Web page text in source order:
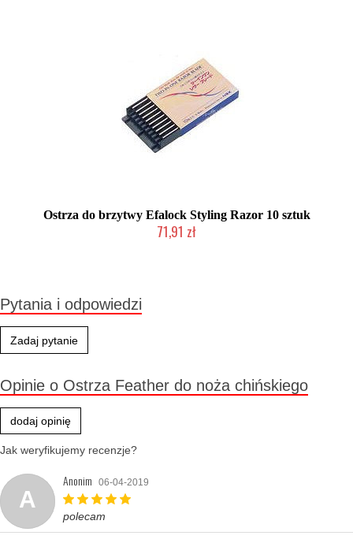
Ostrza do brzytwy Efalock Styling Razor 10 sztuk
71,91 zł
Pytania i odpowiedzi
Zadaj pytanie
Opinie o Ostrza Feather do noża chińskiego
dodaj opinię
Jak weryfikujemy recenzje?
A
Anonim 06-04-2019
polecam